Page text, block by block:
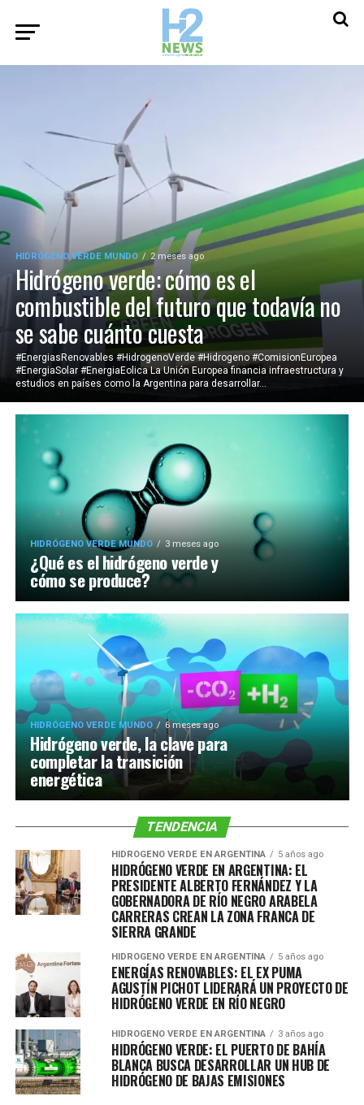
HIDRÓGENO VERDE MUNDO 2 meses ago
Hidrógeno verde: cómo es el
combustible del futuro que todavía no
se sabe cuánto cuesta
#EnergiasRenovables #HidrogenoVerde #Hidrogeno #ComisionEuropea
#EnergiaSolar #EnergiaEolica La Unión Europea financia infraestructura y
estudios en países como la Argentina para desarrollar...
HIDRÓGENO VERDE MUNDO 3 meses ago
¿Qué es el hidrógeno verde y
cómo se produce?
HIDRÓGENO VERDE MUNDO 6 meses ago
Hidrógeno verde, la clave para
completar la transición
energética
TENDENCIA
HIDRÓGENO VERDE EN ARGENTINA 5 años ago
HIDRÓGENO VERDE EN ARGENTINA: EL
PRESIDENTE ALBERTO FERNÁNDEZ Y LA
GOBERNADORA DE RÍO NEGRO ARABELA
CARRERAS CREAN LA ZONA FRANCA DE
SIERRA GRANDE
HIDRÓGENO VERDE EN ARGENTINA 5 años ago
ENERGÍAS RENOVABLES: EL EX PUMA
AGUSTÍN PICHOT LIDERARÁ UN PROYECTO DE
HIDRÓGENO VERDE EN RÍO NEGRO
HIDRÓGENO VERDE EN ARGENTINA 3 años ago
HIDRÓGENO VERDE: EL PUERTO DE BAHÍA
BLANCA BUSCA DESARROLLAR UN HUB DE
HIDRÓGENO DE BAJAS EMISIONES